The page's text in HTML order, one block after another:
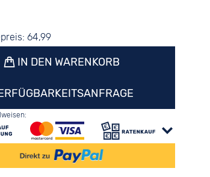
64,99
IN DEN WARENKORB